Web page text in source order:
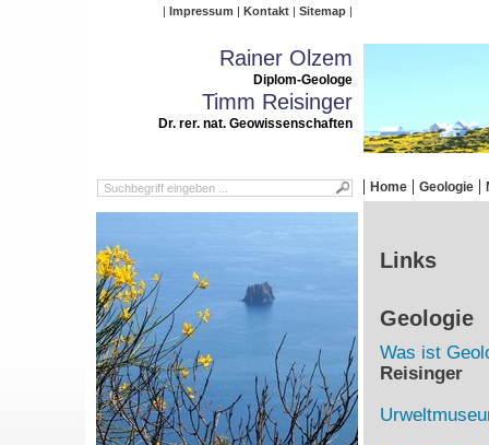
Impressum Kontakt Sitemap
Rainer Olzem
Diplom-Geologe
Timm Reisinger
Dr. rer. nat. Geowissenschaften
Home Geologie
Links
Geologie
Was ist
Reisinger